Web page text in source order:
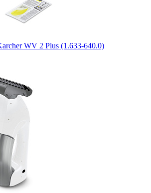
WV 2 Plus (1.633-640.0)